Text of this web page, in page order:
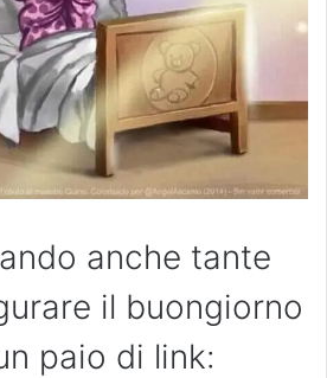
anche tante
il buongiorno
paio di link: